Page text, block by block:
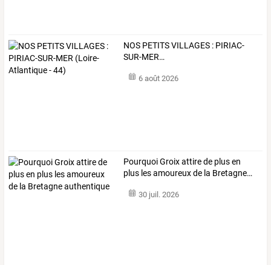
NOS PETITSVILLAGES : PIRIAC-
SUR-MER…
6 août 2026
PourquoiGroixattirede plusen
plus lesamoureuxde la Bretagne…
30 juil. 2026